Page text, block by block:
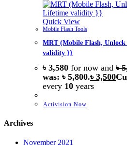
Quick View
Mobile Flash Tools
MRT (Mobile Flash,
validity }}
৳ 3,580 for now and৳
was: ৳ 5,800.৳ 3,500
every 10 years
Activision Now
Archives
November 2021